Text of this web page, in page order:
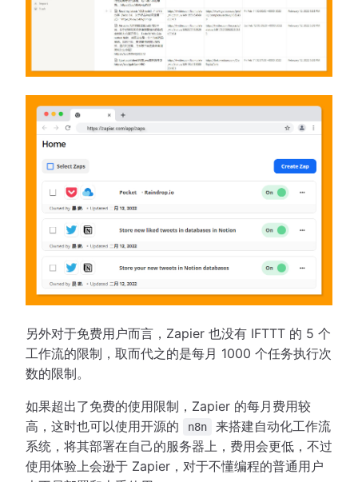
另外对于免费用户而言，Zapier 也没有 IFTTT 的 5 个
工作流的限制，取而代之的是每月 1000 个任务执行次
数的限制。
如果超出了免费的使用限制，Zapier 的每月费用较
高，这时也可以使用开源的
n8n
来搭建自动化工作流
系统，将其部署在自己的服务器上，费用会更低，不过
使用体验上会逊于 Zapier，对于不懂编程的普通用户